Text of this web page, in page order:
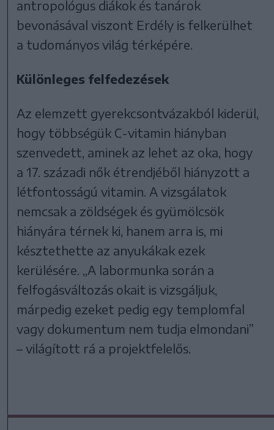
antropológus diákok és tanárok
bevonásával viszont Erdély is felkerülhet
a tudományos világ térképére.
Különleges felfedezések
Az elemzett gyerekcsontvázakból kiderül,
hogy többségük C-vitamin hiányban
szenvedett, aminek az lehet az oka, hogy
a 17. századi nők étrendjéből hiányzott a
létfontosságú vitamin. A vizsgálatok
nemcsak a zöldségek és gyümölcsök
hiányára térnek ki, hanem arra is, mi
késztethette az anyukákak ezek
kerülésére. „A labormunka során a
felfogásváltozás okait is vizsgáljuk,
márpedig ezeket pedig egy templomfal
vagy dokumentum nem tudja elmondani”
– világított rá a projektfelelős.